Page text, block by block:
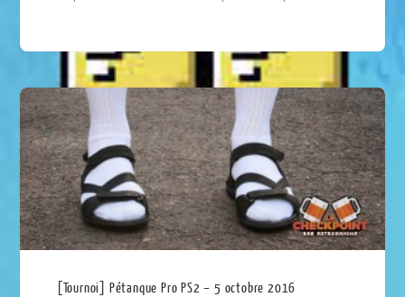
[Tournoi] Pétanque Pro PS2 – 5 octobre 2016